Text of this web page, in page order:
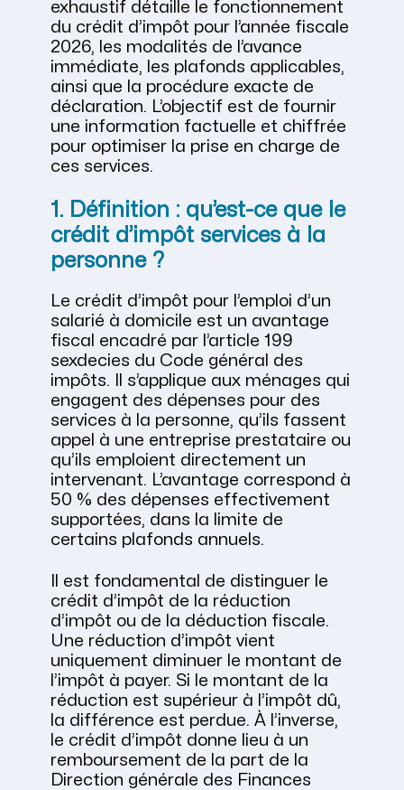
exhaustif détaille le fonctionnement
du crédit d’impôt pour l’année fiscale
2026, les modalités de l’avance
immédiate, les plafonds applicables,
ainsi que la procédure exacte de
déclaration. L’objectif est de fournir
une information factuelle et chiffrée
pour optimiser la prise en charge de
ces services.
1. Définition : qu’est-ce que le
crédit d’impôt services à la
personne ?
Le crédit d’impôt pour l’emploi d’un
salarié à domicile est un avantage
fiscal encadré par l’article 199
sexdecies du Code général des
impôts. Il s’applique aux ménages qui
engagent des dépenses pour des
services à la personne, qu’ils fassent
appel à une entreprise prestataire ou
qu’ils emploient directement un
intervenant. L’avantage correspond à
50 % des dépenses effectivement
supportées, dans la limite de
certains plafonds annuels.
Il est fondamental de distinguer le
crédit d’impôt de la réduction
d’impôt ou de la déduction fiscale.
Une réduction d’impôt vient
uniquement diminuer le montant de
l’impôt à payer. Si le montant de la
réduction est supérieur à l’impôt dû,
la différence est perdue. À l’inverse,
le crédit d’impôt donne lieu à un
remboursement de la part de la
Direction générale des Finances